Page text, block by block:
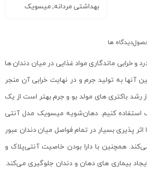
بهداشتی مردانه, میسویک
دیدگاه ها
و خرابی ماندگاری مواد غذایی در میان دندان ها
آنها به تولید جرم و در نهایت خرابی آن منجر
رشد باکتری های مولد بو و جرم بهتر است از یک
استفاده کنیم. دهان‌شویه میسویک مدل آنتی
پذیری بسیار در تمام فواصل میان دندان عبور
همچنین با دارا بودن خاصیت آنتی‌پلاک و
بیماری های دهان و دندان جلوگیری می‌کند.